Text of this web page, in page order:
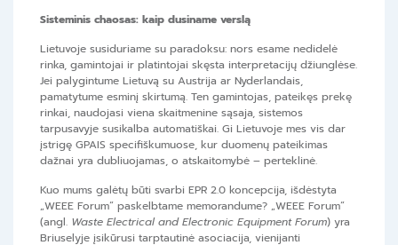
Sisteminis chaosas: kaip dusiname verslą
Lietuvoje susiduriame su paradoksu: nors esame nedidelė
rinka, gamintojai ir platintojai skęsta interpretacijų džiunglėse.
Jei palygintume Lietuvą su Austrija ar Nyderlandais,
pamatytume esminį skirtumą. Ten gamintojas, pateikęs prekę
rinkai, naudojasi viena skaitmenine sąsaja, sistemos
tarpusavyje susikalba automatiškai. Gi Lietuvoje mes vis dar
įstrigę GPAIS specifiškumuose, kur duomenų pateikimas
dažnai yra dubliuojamas, o atskaitomybė – perteklinė.
Kuo mums galėtų būti svarbi EPR 2.0 koncepcija, išdėstyta
„WEEE Forum“ paskelbtame memorandume? „WEEE Forum“
(angl. Waste Electrical and Electronic Equipment Forum) yra
Briuselyje įsikūrusi tarptautinė asociacija, vienijanti